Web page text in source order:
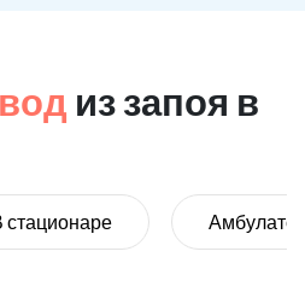
из запоя в
стационаре